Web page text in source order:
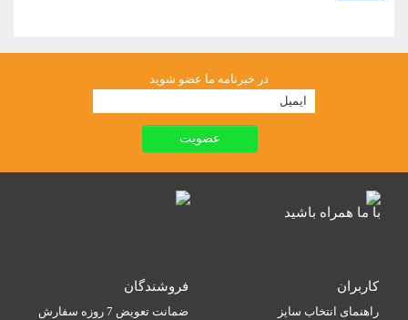
در خبرنامه ما عضو شوید
با ما همراه باشید
کاربران
راهنمای انتخاب سایز
فروشندگان
ضمانت تعویض 7 روزه سفارش